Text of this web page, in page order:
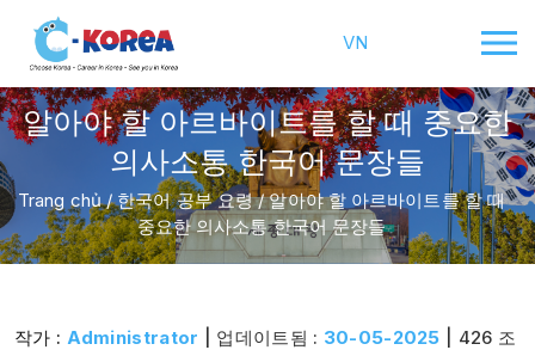
VN
알아야 할 아르바이트를 할 때 중요한
의사소통 한국어 문장들
Trang chủ/한국어 공부 요령/알아야 할 아르바이트를 할 때
중요한 의사소통 한국어 문장들
작가 : Administrator | 업데이트됨 : 30-05-2025 | 426 조